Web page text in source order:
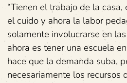
“Tienen el trabajo de la
el cuido y ahora la labor
solamente involucrarse en
ahora es tener una escuela
hace que la demanda suba,
necesariamente los recursos